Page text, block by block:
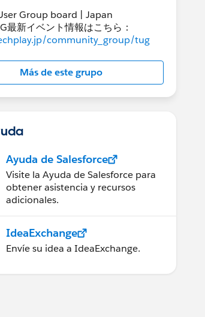
Group board | Japan
最新イベント情報はこちら：
community_group/tug
Más de este grupo
Ayuda de Salesforce
Visite la Ayuda de Salesforce para
obtener asistencia y recursos
adicionales.
IdeaExchange
Envíe su idea a IdeaExchange.